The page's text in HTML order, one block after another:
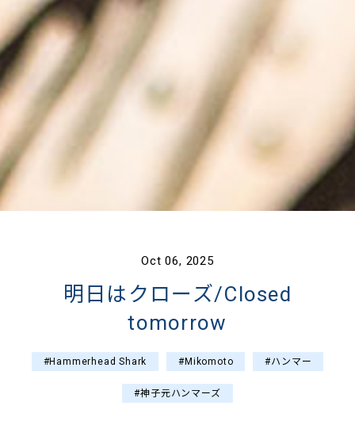
Oct 06, 2025
明日はクローズ/Closed
tomorrow
#Hammerhead Shark #Mikomoto #ハンマー
#神子元ハンマーズ